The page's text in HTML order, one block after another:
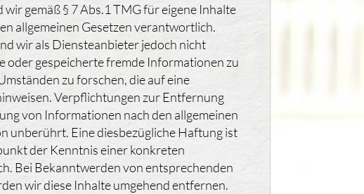
gemäß § 7 Abs.1 TMG für eigene Inhalte
allgemeinen Gesetzen verantwortlich.
wir als Diensteanbieter jedoch nicht
gespeicherte fremde Informationen zu
zu forschen, die auf eine
Verpflichtungen zur Entfernung
von Informationen nach den allgemeinen
unberührt. Eine diesbezügliche Haftung ist
der Kenntnis einer konkreten
Bei Bekanntwerden von entsprechenden
wir diese Inhalte umgehend entfernen.